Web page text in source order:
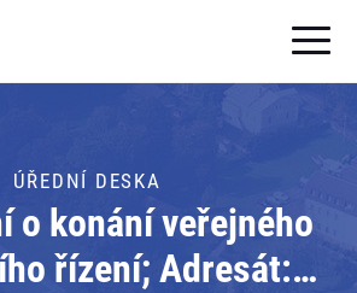
OBECNÍ ÚŘAD
PRO OBČANY
Formuláře ke stažení
ÚŘEDNÍ DESKA
o konání veřejného
řízení; Adresát: